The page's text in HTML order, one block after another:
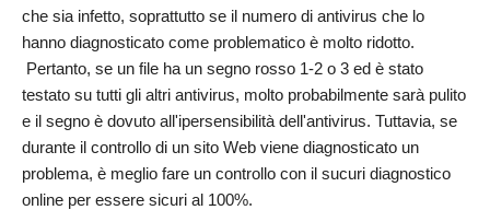
che sia infetto, soprattutto se il numero di antivirus che lo
hanno diagnosticato come problematico è molto ridotto.
Pertanto, se un file ha un segno rosso 1-2 o 3 ed è stato
testato su tutti gli altri antivirus, molto probabilmente sarà pulito
e il segno è dovuto all'ipersensibilità dell'antivirus. Tuttavia, se
durante il controllo di un sito Web viene diagnosticato un
problema, è meglio fare un controllo con il sucuri diagnostico
online per essere sicuri al 100%.